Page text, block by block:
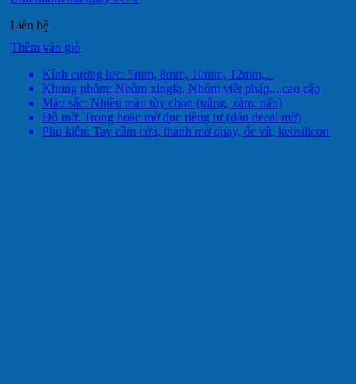
Liên hệ
Thêm vào giỏ
Kính cường lực: 5mm, 8mm, 10mm, 12mm,...
Khung nhôm: Nhôm xingfa, Nhôm việt pháp,...cao cấp
Màu sắc: Nhiều màu tùy chọn (trắng, xám, nâu)
Độ mờ: Trong hoặc mờ đục riêng tư (dán decal mờ)
Phụ kiện: Tay cầm cửa, thanh mở quay, ốc vít, keosilicon